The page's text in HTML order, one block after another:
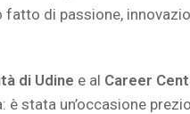
di passione,
di Udine e al Career
è stata un’occasione